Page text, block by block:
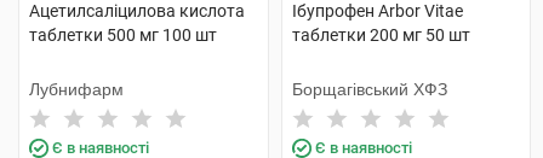
Ацетилсаліцилова кислота
таблетки 500 мг 100 шт
Лубнифарм
Є в наявності
Ібупрофен Arbor Vitae
таблетки 200 мг 50 шт
Борщагівський ХФЗ
Є в наявності